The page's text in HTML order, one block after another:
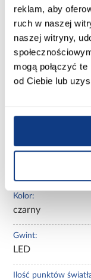
reklam, aby
ruch w naszej
naszej witryny,
mogą połączyć
od Ciebie lub
Informacje
Szerokość [cm]:
Wysokość [cm]:
1100(WW)/
Kolor:
czarny
Gwint:
LED
Ilość punktów